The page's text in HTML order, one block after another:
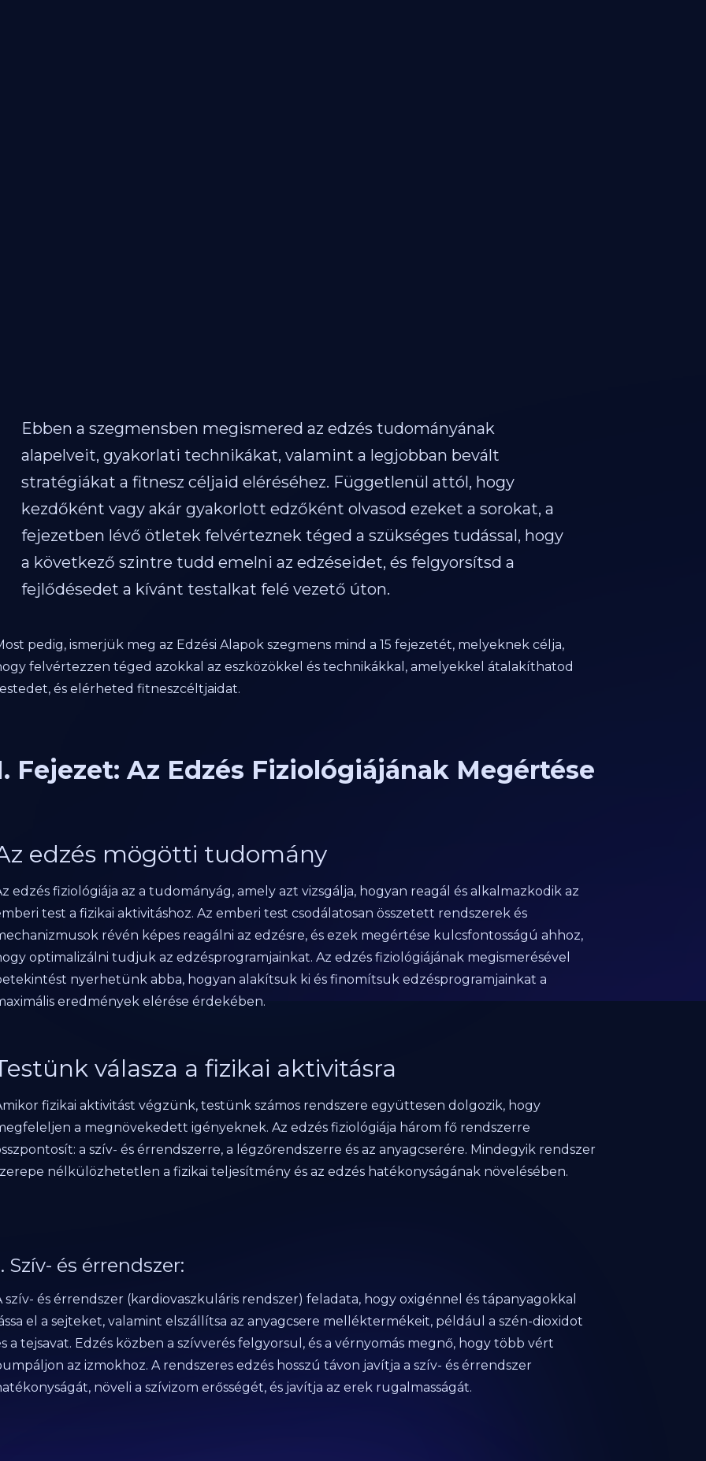
Ebben a szegmensben megismered az edzés tudományának
alapelveit, gyakorlati technikákat, valamint a legjobban bevált
stratégiákat a fitnesz céljaid eléréséhez. Függetlenül attól, hogy
kezdőként vagy akár gyakorlott edzőként olvasod ezeket a sorokat, a
fejezetben lévő ötletek felvérteznek téged a szükséges tudással, hogy
a következő szintre tudd emelni az edzéseidet, és felgyorsítsd a
fejlődésedet a kívánt testalkat felé vezető úton.
pedig, ismerjük meg az Edzési Alapok szegmens mind a 15 fejezetét, melyeknek célja,
felvértezzen téged azokkal az eszközökkel és technikákkal, amelyekkel átalakíthatod
és elérheted fitneszcéltjaidat.
Fejezet: Az Edzés Fiziológiájának Megértése
edzés mögötti tudomány
edzés fiziológiája az a tudományág, amely azt vizsgálja, hogyan reagál és alkalmazkodik az
test a fizikai aktivitáshoz. Az emberi test csodálatosan összetett rendszerek és
révén képes reagálni az edzésre, és ezek megértése kulcsfontosságú ahhoz,
optimalizálni tudjuk az edzésprogramjainkat. Az edzés fiziológiájának megismerésével
nyerhetünk abba, hogyan alakítsuk ki és finomítsuk edzésprogramjainkat a
eredmények elérése érdekében.
válasza a fizikai aktivitásra
fizikai aktivitást végzünk, testünk számos rendszere együttesen dolgozik, hogy
a megnövekedett igényeknek. Az edzés fiziológiája három fő rendszerre
a szív- és érrendszerre, a légzőrendszerre és az anyagcserére. Mindegyik rendszer
nélkülözhetetlen a fizikai teljesítmény és az edzés hatékonyságának növelésében.
Szív- és érrendszer:
szív- és érrendszer (kardiovaszkuláris rendszer) feladata, hogy oxigénnel és tápanyagokkal
el a sejteket, valamint elszállítsa az anyagcsere melléktermékeit, például a szén-dioxidot
a tejsavat. Edzés közben a szívverés felgyorsul, és a vérnyomás megnő, hogy több vért
az izmokhoz. A rendszeres edzés hosszú távon javítja a szív- és érrendszer
növeli a szívizom erősségét, és javítja az erek rugalmasságát.